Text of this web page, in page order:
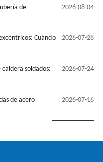
2026-08-04
de
2026-07-28
Cuándo
2026-07-24
caldera soldados:
2026-07-16
de acero